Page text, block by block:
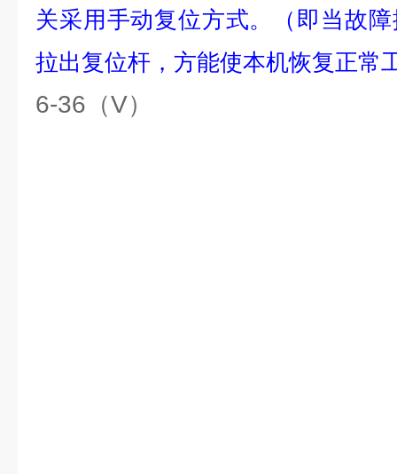
关采用手动复位方式。（即当故
拉出复位杆，方能使本机恢复正常
6-36（V）